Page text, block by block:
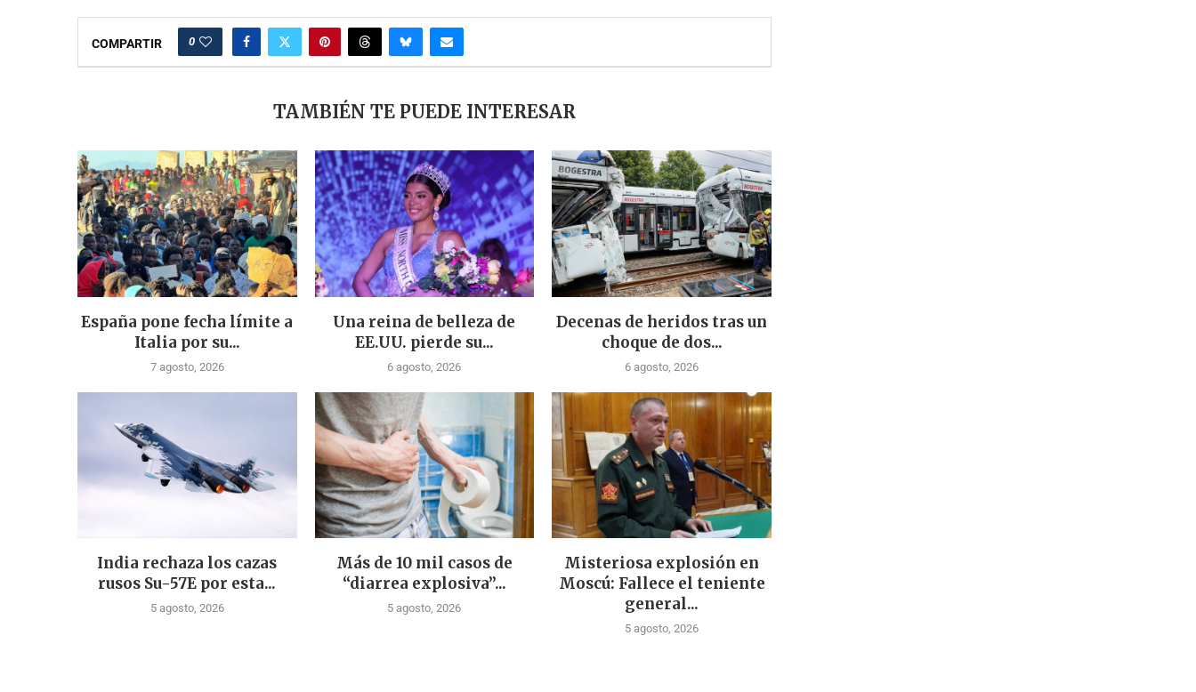
COMPARTIR 0
TAMBIÉN TE PUEDE INTERESAR
España pone fecha límite a
Italia por su...
7 agosto, 2026
Una reina de belleza de
EE.UU. pierde su...
6 agosto, 2026
Decenas de heridos tras un
choque de dos...
6 agosto, 2026
India rechaza los cazas
rusos Su-57E por esta...
5 agosto, 2026
Más de 10 mil casos de
“diarrea explosiva”...
5 agosto, 2026
Misteriosa explosión en
Moscú: Fallece el teniente
general...
5 agosto, 2026